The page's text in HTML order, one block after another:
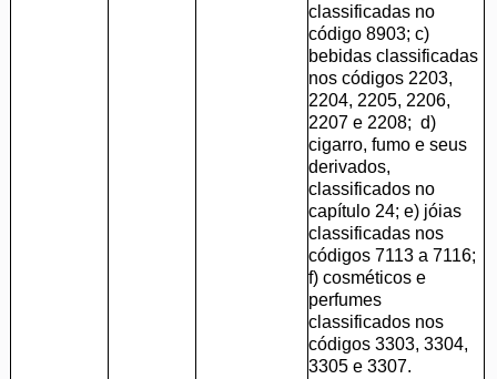
classificadas no
código 8903; c)
bebidas classificadas
nos códigos 2203,
2204, 2205, 2206,
2207 e 2208; d)
cigarro, fumo e seus
derivados,
classificados no
capítulo 24; e) jóias
classificadas nos
códigos 7113 a 7116;
f) cosméticos e
perfumes
classificados nos
códigos 3303, 3304,
3305 e 3307.